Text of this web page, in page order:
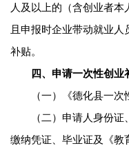
人及以上的（含创业者本
且申报时企业带动就业
补贴。
四、申请一次性创业
（一）《德化县一次性
（二）申请人身份证
缴纳凭证、毕业证及《教